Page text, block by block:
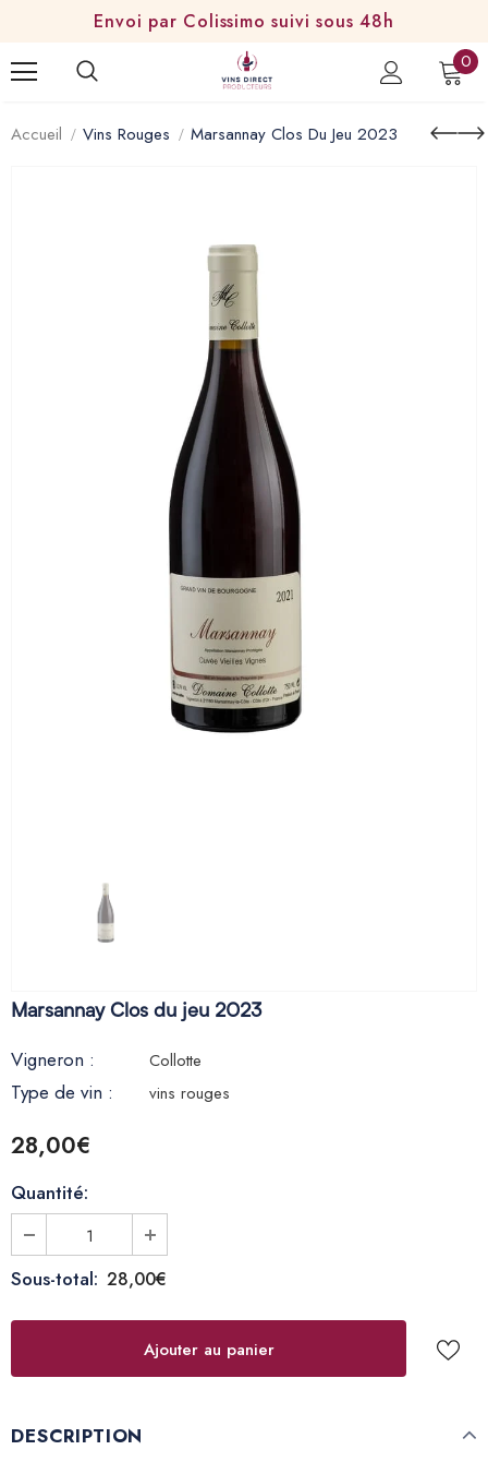
Envoi par Colissimo suivi sous 48h
0
Accueil Vins Rouges Marsannay Clos Du Jeu 2023
Marsannay Clos du jeu 2023
Vigneron : Collotte
Type de vin : vins rouges
28,00€
Quantité:
Sous-total: 28,00€
DESCRIPTION